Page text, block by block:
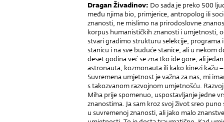
Dragan Živadinov: Do sada je preko 500
među njima bio, primjerice, antropolog ili
znanosti, ne mislimo na prirodoslovne
korpus humanističkih znanosti i umjetnosti,
stvari gradimo strukturu selekcije, programa
stanicu i na sve buduće stanice, ali u nekom
deset godina već se zna tko ide gore, ali
astronauta, kozmonauta ili kako kinezi kažu
Suvremena umjetnost je važna za nas, mi
s takozvanom razvojnom umjetnošću.
Miha prije spomenuo, uspostavljanje jedne
znanostima. Ja sam kroz svoj život sreo
u suvremenoj znanosti, ali jako malo